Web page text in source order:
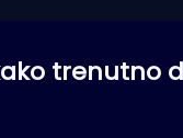
trenutno